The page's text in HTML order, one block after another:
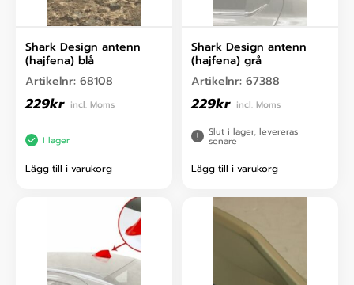
Shark Design antenn
(hajfena) blå
Artikelnr: 68108
229kr incl. Moms
I lager
Lägg till i varukorg
Shark Design antenn
(hajfena) grå
Artikelnr: 67388
229kr incl. Moms
Slut i lager, levereras
senare
Lägg till i varukorg